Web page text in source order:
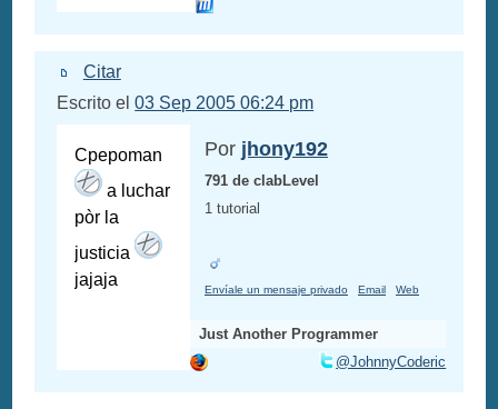
Citar
Escrito el03 Sep 2005 06:24 pm
Cpepoman
a luchar
pòr la
justicia
jajaja
Por jhony192
791 de clabLevel
1 tutorial
Envíale un mensaje privado Email Web
Just Another Programmer
@JohnnyCoderic